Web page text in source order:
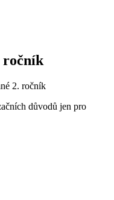
ročník
2. ročník
důvodů jen pro